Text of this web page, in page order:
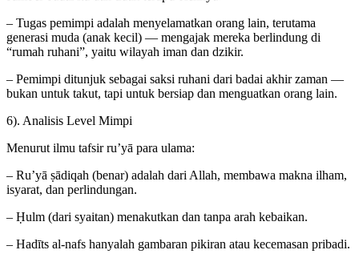
– Tugas pemimpi adalah menyelamatkan orang lain, terutama
generasi muda (anak kecil) — mengajak mereka berlindung di
“rumah ruhani”, yaitu wilayah iman dan dzikir.
– Pemimpi ditunjuk sebagai saksi ruhani dari badai akhir zaman —
bukan untuk takut, tapi untuk bersiap dan menguatkan orang lain.
6). Analisis Level Mimpi
Menurut ilmu tafsir ru’yā para ulama:
– Ru’yā ṣādiqah (benar) adalah dari Allah, membawa makna ilham,
isyarat, dan perlindungan.
– Ḥulm (dari syaitan) menakutkan dan tanpa arah kebaikan.
– Hadīts al-nafs hanyalah gambaran pikiran atau kecemasan pribadi.